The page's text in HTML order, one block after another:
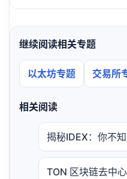
继续阅读相关专题
以太坊专题 交易所
相关阅读
揭秘IDEX：你不
TON 区块链去中